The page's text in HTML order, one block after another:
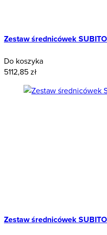
Zestaw średnicówek
Do koszyka
5112,85 zł
Zestaw średnicówek